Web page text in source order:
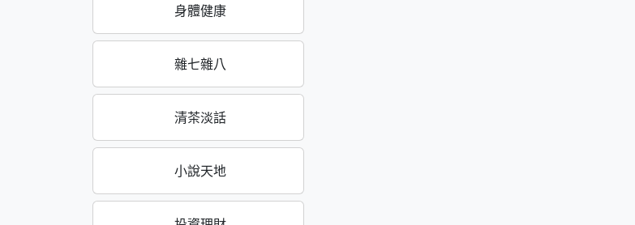
身體健康
雜七雜八
清茶淡話
小說天地